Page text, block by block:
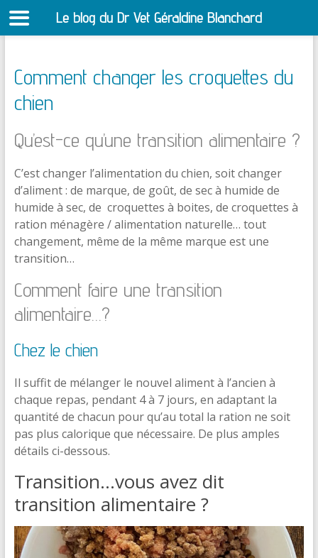
Comment changer les croquettes du
chien
Qu’est-ce qu’une transition alimentaire ?
C’est changer l’alimentation du chien, soit changer
d’aliment : de marque, de goût, de sec à humide de
humide à sec, de croquettes à boites, de croquettes à
ration ménagère / alimentation naturelle… tout
changement, même de la même marque est une
transition…
Comment faire une transition
alimentaire…?
Chez le chien
Il suffit de mélanger le nouvel aliment à l’ancien à
chaque repas, pendant 4 à 7 jours, en adaptant la
quantité de chacun pour qu’au total la ration ne soit
pas plus calorique que nécessaire. De plus amples
détails ci-dessous.
Transition…vous avez dit
transition alimentaire ?
Le blog du Dr Vet Géraldine Blanchard